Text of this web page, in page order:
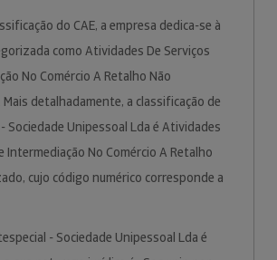
do CAE, a empresa dedica-se à
como Atividades De Serviços
No Comércio A Retalho Não
Mais detalhadamente, a classificação de
Sociedade Unipessoal Lda é Atividades
Intermediação No Comércio A Retalho
cujo código numérico corresponde a
- Sociedade Unipessoal Lda é